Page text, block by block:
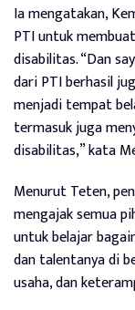
Ia mengatakan,
PTI untuk
disabilitas. “Dan
dari PTI berhasil
menjadi tempat
termasuk juga
disabilitas,” kata
Menurut Teten,
mengajak semua
untuk belajar
dan talentanya di
usaha, dan